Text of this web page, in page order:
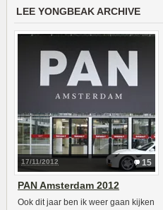
LEE YONGBEAK ARCHIVE
15
17/11/2012
PAN Amsterdam 2012
Ook dit jaar ben ik weer gaan kijken